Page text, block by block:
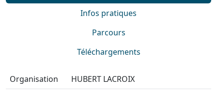
Infos pratiques
Parcours
Téléchargements
Organisation
HUBERT LACROIX